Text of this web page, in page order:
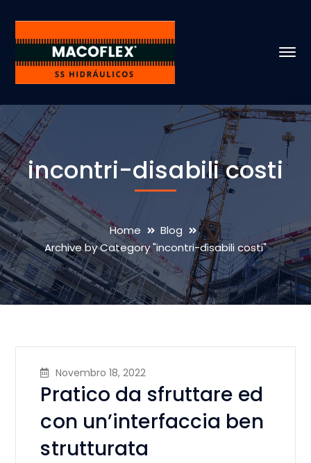
incontri-disabili costi
Home
Blog
Archive by Category "incontri-disabili costi"
Novembro 18, 2022
Pratico da sfruttare ed
con un’interfaccia ben
strutturata